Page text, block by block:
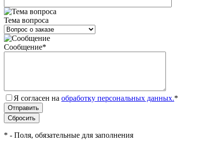
Тема вопроса
Сообщение*
Я согласен на обработку персональных данных.*
* - Поля, обязательные для заполнения